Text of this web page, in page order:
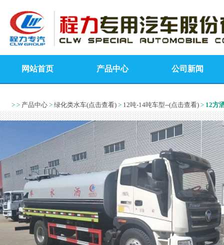
网站首页 产品中心 公司新闻
> > 产品中心 > 绿化类水车(点击查看) > 12吨-14吨车型--(点击查看) > 12方